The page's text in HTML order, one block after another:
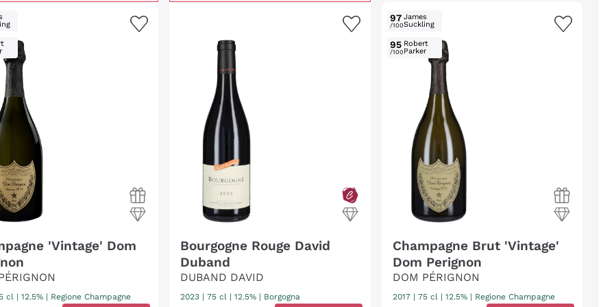
'Vintage' Dom
cl | 12.5% | Regione Champagne
Bourgogne Rouge David
Duband
DUBAND DAVID
2023 |75 cl | 12.5% | Borgogna
97
/100
James
Suckling
95
/100
Robert
Parker
Champagne Brut 'Vintage'
Dom Perignon
DOM PÉRIGNON
2017| 75 cl | 12.5% | Regione Champagne